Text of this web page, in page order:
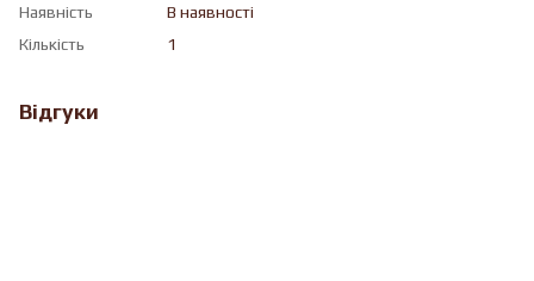
Наявність
В наявності
Кількість
1
Відгуки